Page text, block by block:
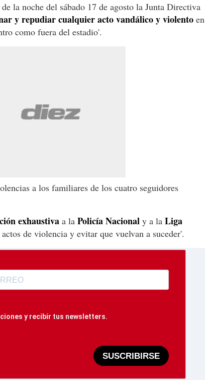
la noche del sábado 17 de agosto la Junta Directiva
y repudiar cualquier acto vandálico y violento en
como fuera del estadio'.
a los familiares de los cuatro seguidores
exhaustiva a la Policía Nacional y a la Liga
de violencia y evitar que vuelvan a suceder'.
y recibir tus newsletters.
SUSCRIBIRSE